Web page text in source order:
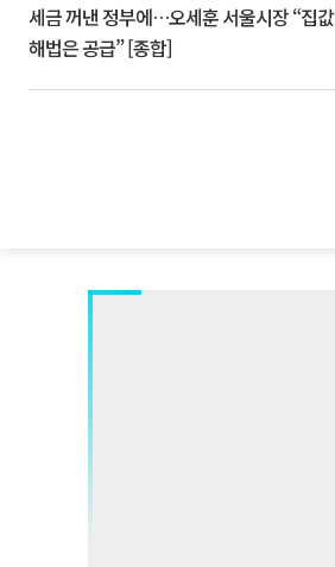
세금 꺼낸 정부에…오세훈 서울시장 “집값
해법은 공급” [종합]